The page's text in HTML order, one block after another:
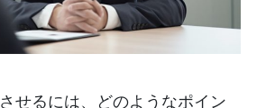
せるには、どのようなポイン